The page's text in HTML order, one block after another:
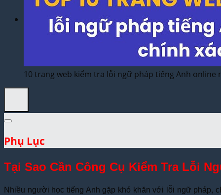
Dịch Thuật Vì Cộng Đồng
Liên Hệ & Thanh toán
10 trang web kiểm tra lỗi ngữ pháp tiếng Anh online
Phụ Lục
Tại Sao Cần Công Cụ Kiểm Tra Lỗi
Nhiều người học tiếng Anh gặp khó khăn với lỗi ngữ pháp,